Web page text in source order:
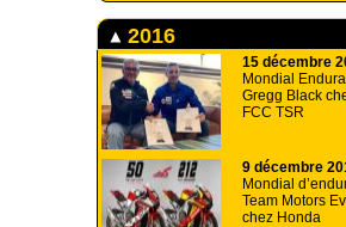
2016
15 décembre
Mondial
Gregg Black
FCC TSR
9 décembre
Mondial
Team Motors
chez Honda